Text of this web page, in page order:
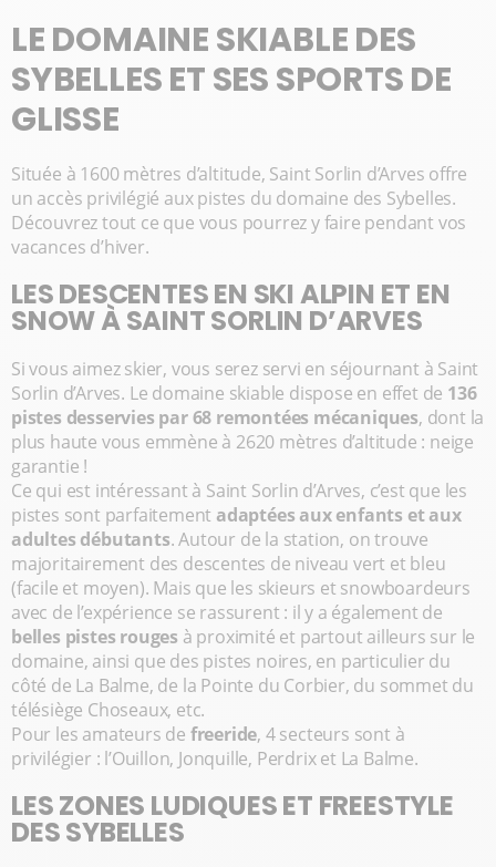
LE DOMAINE SKIABLE DES
SYBELLES ET SES SPORTS DE
GLISSE
Située à 1600 mètres d’altitude, Saint Sorlin d’Arves offre
un accès privilégié aux pistes du domaine des Sybelles.
Découvrez tout ce que vous pourrez y faire pendant vos
vacances d’hiver.
LES DESCENTES EN SKI ALPIN ET EN
SNOW À SAINT SORLIN D’ARVES
Si vous aimez skier, vous serez servi en séjournant à Saint
Sorlin d’Arves. Le domaine skiable dispose en effet de 136
pistes desservies par 68 remontées mécaniques, dont la
plus haute vous emmène à 2620 mètres d’altitude : neige
garantie !
Ce qui est intéressant à Saint Sorlin d’Arves, c’est que les
pistes sont parfaitement adaptées aux enfants et aux
adultes débutants. Autour de la station, on trouve
majoritairement des descentes de niveau vert et bleu
(facile et moyen). Mais que les skieurs et snowboardeurs
avec de l’expérience se rassurent : il y a également de
belles pistes rouges à proximité et partout ailleurs sur le
domaine, ainsi que des pistes noires, en particulier du
côté de La Balme, de la Pointe du Corbier, du sommet du
télésiège Choseaux, etc.
Pour les amateurs de freeride, 4 secteurs sont à
privilégier : l’Ouillon, Jonquille, Perdrix et La Balme.
LES ZONES LUDIQUES ET FREESTYLE
DES SYBELLES